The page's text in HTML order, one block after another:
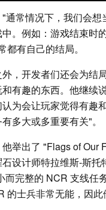
通常情况下，我们会想
。例如：游戏结束时的
都有自己的结局。
，开发者们还会为结
有趣的东西。他继续
为会让玩家觉得有趣
多大或多重要有关"。
举出了 "Flags of Our
设计师特拉维斯-斯托
而完整的 NCR 支线任
的士兵非常无能，因此